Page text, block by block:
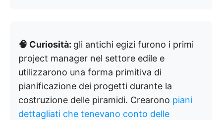
🧠 Curiosità: gli antichi egizi furono i primi
project manager nel settore edile e
utilizzarono una forma primitiva di
pianificazione dei progetti durante la
costruzione delle piramidi. Crearono piani
dettagliati che tenevano conto delle